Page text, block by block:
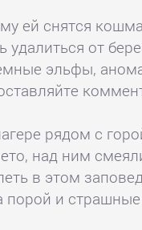
ей снятся
удалиться от
эльфы,
рядом с
над ним
в этом
порой и